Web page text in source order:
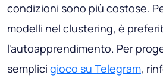
condizioni sono più costose.
modelli nel clustering, è
l'autoapprendimento. Per
semplici gioco su Telegram,